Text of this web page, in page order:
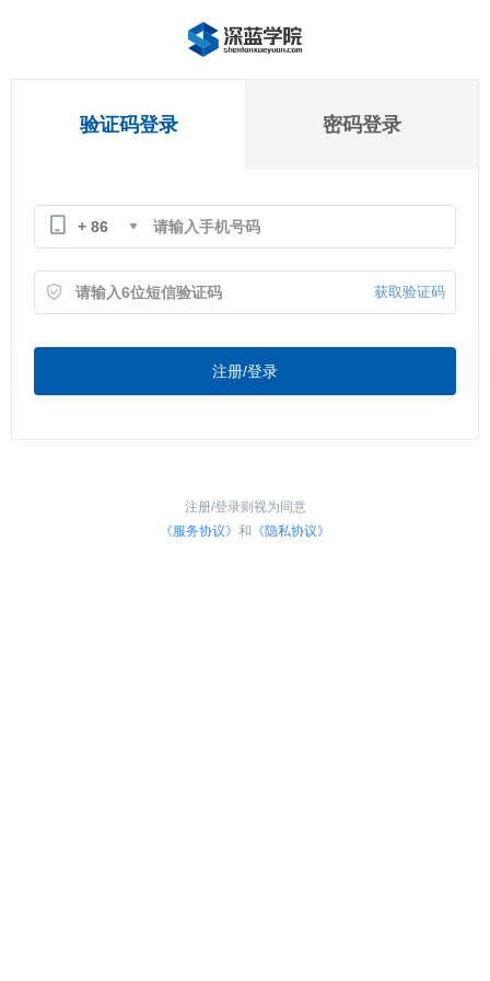
验证码登录 密码登录
+ 86
获取验证码
注册/登录
注册/登录则视为同意
《服务协议》 和 《隐私协议》